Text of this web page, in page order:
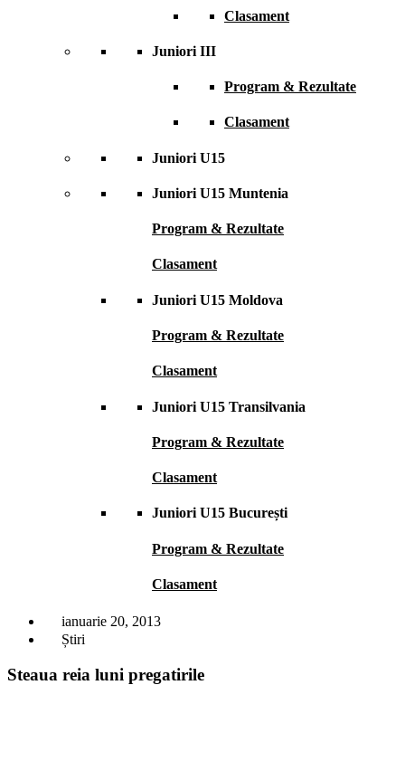
Clasament
Juniori III
Program & Rezultate
Clasament
Juniori U15
Juniori U15 Muntenia
Program & Rezultate
Clasament
Juniori U15 Moldova
Program & Rezultate
Clasament
Juniori U15 Transilvania
Program & Rezultate
Clasament
Juniori U15 București
Program & Rezultate
Clasament
ianuarie 20, 2013
Știri
Steaua reia luni pregatirile